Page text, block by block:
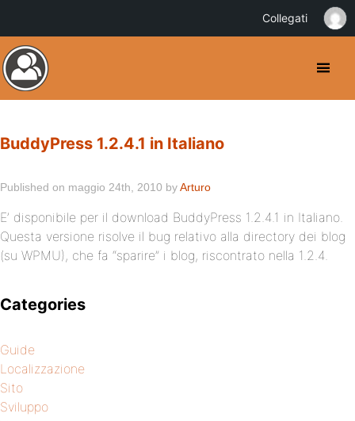
BuddyPress 1.2.4.1 in Italiano
Published on maggio 24th, 2010 byArturo
E’ disponibile per il download BuddyPress 1.2.4.1 in Italiano.
Questa versione risolve il bug relativo alla directory dei blog
(su WPMU), che fa “sparire” i blog, riscontrato nella 1.2.4.
Categories
Guide
Localizzazione
Sito
Sviluppo
Collegati